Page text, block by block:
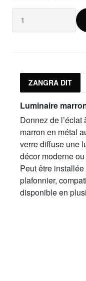
ZANGRA DIT
Luminaire
Donnez de
marron en métal
verre diffuse une
décor moderne
Peut être
plafonnier,
disponible en